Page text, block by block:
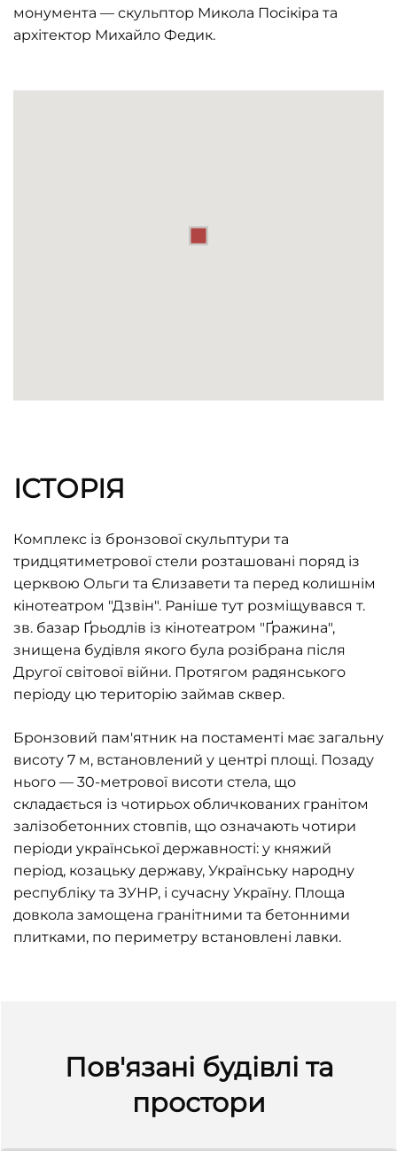
монумента — скульптор Микола Посікіра та
архітектор Михайло Федик.
ІСТОРІЯ
Комплекс із бронзової скульптури та
тридцятиметрової стели розташовані поряд із
церквою Ольги та Єлизавети та перед колишнім
кінотеатром "Дзвін". Раніше тут розміщувався т.
зв. базар Ґрьодлів із кінотеатром "Ґражина",
знищена будівля якого була розібрана після
Другої світової війни. Протягом радянського
періоду цю територію займав сквер.
Бронзовий пам'ятник на постаменті має загальну
висоту 7 м, встановлений у центрі площі. Позаду
нього — 30-метрової висоти стела, що
складається із чотирьох обличкованих гранітом
залізобетонних стовпів, що означають чотири
періоди української державності: у княжий
період, козацьку державу, Українську народну
республіку та ЗУНР, і сучасну Україну. Площа
довкола замощена гранітними та бетонними
плитками, по периметру встановлені лавки.
Пов'язані будівлі та
простори